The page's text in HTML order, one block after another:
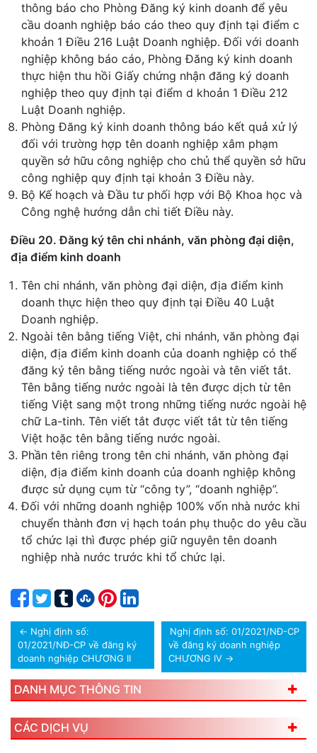
thông báo cho Phòng Đăng ký kinh doanh để yêu
cầu doanh nghiệp báo cáo theo quy định tại điểm c
khoản 1 Điều 216 Luật Doanh nghiệp. Đối với doanh
nghiệp không báo cáo, Phòng Đăng ký kinh doanh
thực hiện thu hồi Giấy chứng nhận đăng ký doanh
nghiệp theo quy định tại điểm d khoản 1 Điều 212
Luật Doanh nghiệp.
Phòng Đăng ký kinh doanh thông báo kết quả xử lý
đối với trường hợp tên doanh nghiệp xâm phạm
quyền sở hữu công nghiệp cho chủ thể quyền sở hữu
công nghiệp quy định tại khoản 3 Điều này.
Bộ Kế hoạch và Đầu tư phối hợp với Bộ Khoa học và
Công nghệ hướng dẫn chi tiết Điều này.
Điều 20. Đăng ký tên chi nhánh, văn phòng đại diện,
địa điểm kinh doanh
Tên chi nhánh, văn phòng đại diện, địa điểm kinh
doanh thực hiện theo quy định tại Điều 40 Luật
Doanh nghiệp.
Ngoài tên bằng tiếng Việt, chi nhánh, văn phòng đại
diện, địa điểm kinh doanh của doanh nghiệp có thể
đăng ký tên bằng tiếng nước ngoài và tên viết tắt.
Tên bằng tiếng nước ngoài là tên được dịch từ tên
tiếng Việt sang một trong những tiếng nước ngoài hệ
chữ La-tinh. Tên viết tắt được viết tắt từ tên tiếng
Việt hoặc tên bằng tiếng nước ngoài.
Phần tên riêng trong tên chi nhánh, văn phòng đại
diện, địa điểm kinh doanh của doanh nghiệp không
được sử dụng cụm từ “công ty”, “doanh nghiệp”.
Đối với những doanh nghiệp 100% vốn nhà nước khi
chuyển thành đơn vị hạch toán phụ thuộc do yêu cầu
tổ chức lại thì được phép giữ nguyên tên doanh
nghiệp nhà nước trước khi tổ chức lại.
← Nghị định số:
01/2021/NĐ-CP về đăng ký
doanh nghiệp CHƯƠNG II
Nghị định số: 01/2021/NĐ-CP
về đăng ký doanh nghiệp
CHƯƠNG IV →
DANH MỤC THÔNG TIN
CÁC DỊCH VỤ